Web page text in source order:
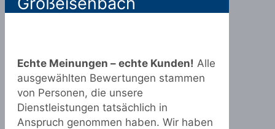
Echte Meinungen – echte Kunden! Alle
ausgewählten Bewertungen stammen
von Personen, die unsere
Dienstleistungen tatsächlich in
Anspruch genommen haben. Wir haben